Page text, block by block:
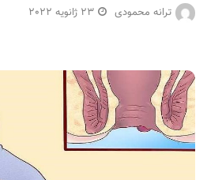
ترانه محمودی 23 ژانویه 2022